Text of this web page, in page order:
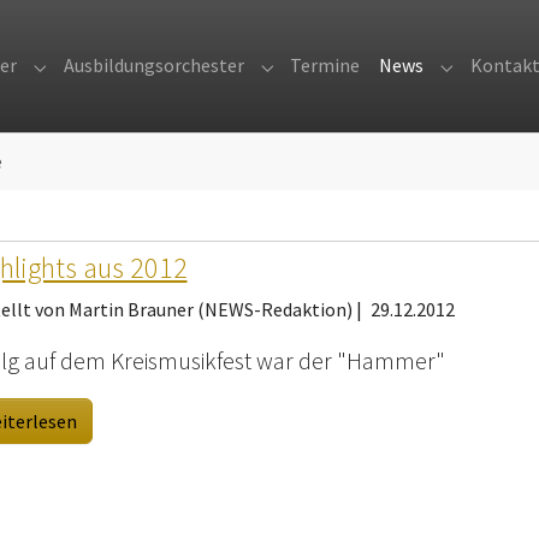
Submenu for "Orchester"
Ausbildungsorchester Submenu for
Termine News Submenu
Kontakt
aus 2012
von Martin Brauner (NEWS-Redaktion) | 29.12.2012
auf dem Kreismusikfest war der "Hammer"